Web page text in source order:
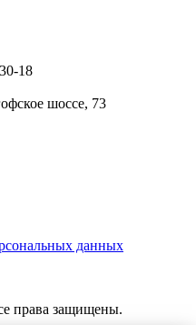
18
шоссе, 73
данных
права защищены.